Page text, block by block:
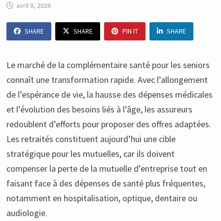
avril 8, 2026
SHARE SHARE PIN IT SHARE
Le marché de la complémentaire santé pour les seniors
connaît une transformation rapide. Avec l’allongement
de l’espérance de vie, la hausse des dépenses médicales
et l’évolution des besoins liés à l’âge, les assureurs
redoublent d’efforts pour proposer des offres adaptées.
Les retraités constituent aujourd’hui une cible
stratégique pour les mutuelles, car ils doivent
compenser la perte de la mutuelle d’entreprise tout en
faisant face à des dépenses de santé plus fréquentes,
notamment en hospitalisation, optique, dentaire ou
audiologie.